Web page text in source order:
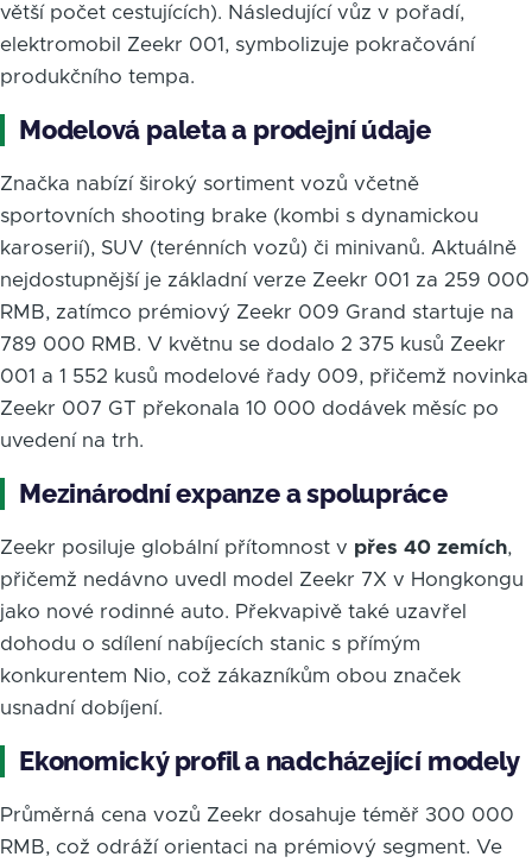
větší počet cestujících). Následující vůz v pořadí,
elektromobil Zeekr 001, symbolizuje pokračování
produkčního tempa.
Modelová paleta a prodejní údaje
Značka nabízí široký sortiment vozů včetně
sportovních shooting brake (kombi s dynamickou
karoserií), SUV (terénních vozů) či minivanů. Aktuálně
nejdostupnější je základní verze Zeekr 001 za 259 000
RMB, zatímco prémiový Zeekr 009 Grand startuje na
789 000 RMB. V květnu se dodalo 2 375 kusů Zeekr
001 a 1 552 kusů modelové řady 009, přičemž novinka
Zeekr 007 GT překonala 10 000 dodávek měsíc po
uvedení na trh.
Mezinárodní expanze a spolupráce
Zeekr posiluje globální přítomnost v přes 40 zemích,
přičemž nedávno uvedl model Zeekr 7X v Hongkongu
jako nové rodinné auto. Překvapivě také uzavřel
dohodu o sdílení nabíjecích stanic s přímým
konkurentem Nio, což zákazníkům obou značek
usnadní dobíjení.
Ekonomický profil a nadcházející modely
Průměrná cena vozů Zeekr dosahuje téměř 300 000
RMB, což odráží orientaci na prémiový segment. Ve